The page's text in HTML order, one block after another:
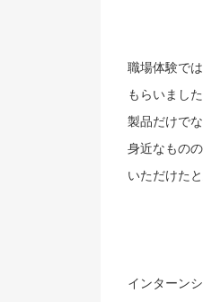
職場体験で
もらいました
製品だけで
身近なもの
いただけたと
インターン